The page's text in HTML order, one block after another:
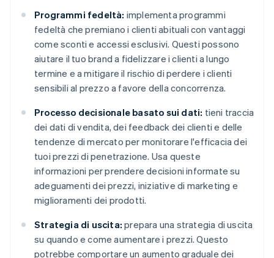
Programmi fedeltà: implementa programmi
fedeltà che premiano i clienti abituali con vantaggi
come sconti e accessi esclusivi. Questi possono
aiutare il tuo brand a fidelizzare i clienti a lungo
termine e a mitigare il rischio di perdere i clienti
sensibili al prezzo a favore della concorrenza.
Processo decisionale basato sui dati: tieni traccia
dei dati di vendita, dei feedback dei clienti e delle
tendenze di mercato per monitorare l'efficacia dei
tuoi prezzi di penetrazione. Usa queste
informazioni per prendere decisioni informate su
adeguamenti dei prezzi, iniziative di marketing e
miglioramenti dei prodotti.
Strategia di uscita: prepara una strategia di uscita
su quando e come aumentare i prezzi. Questo
potrebbe comportare un aumento graduale dei